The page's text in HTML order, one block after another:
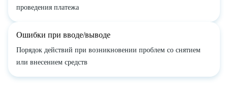
проведения платежа
Ошибки при вводе/выводе
Порядок действий при возникновении проблем со снятием
или внесением средств